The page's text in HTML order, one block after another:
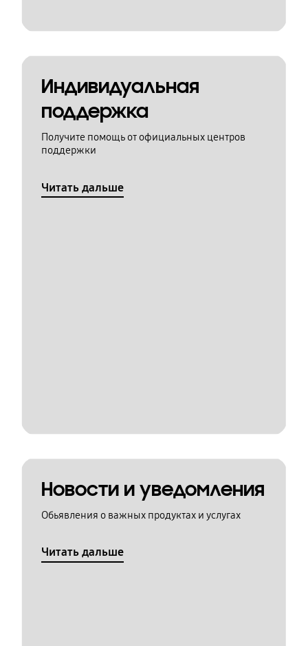
Индивидуальная
поддержка
Получите помощь от официальных центров
поддержки
Читать дальше
Новости и уведомления
Обьявления о важных продуктах и услугах
Читать дальше